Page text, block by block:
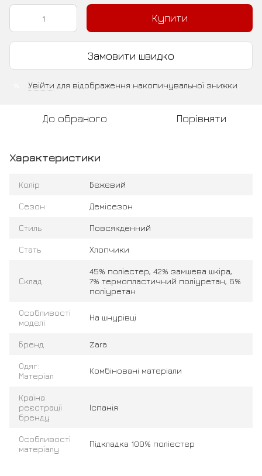
Купити
Замовити швидко
Увійти для відображення накопичувальної знижки
До обраного Порівняти
Характеристики
Колір Бежевий
Сезон Демісезон
Стиль Повсякденний
Стать Хлопчики
Склад
45% поліестер, 42% замшева шкіра,
7% термопластичний поліуретан, 6%
поліуретан
Особливості
моделі
На шнурівці
Бренд Zara
Одяг:
Матеріал
Комбіновані матеріали
Країна
реєстрації
бренду
Іспанія
Особливості
матеріалу
Підкладка 100% поліестер